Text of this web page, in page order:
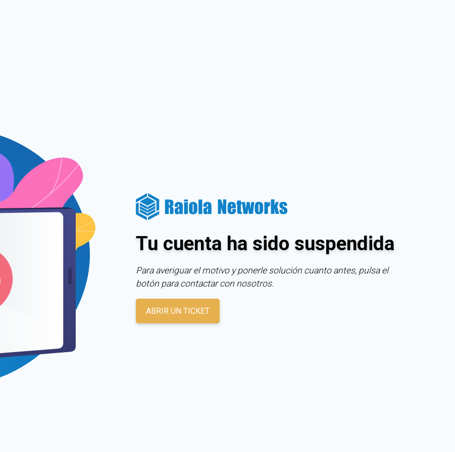
Tu cuenta ha sido suspendida
Para averiguar el motivo y ponerle solución cuanto antes, pulsa el
botón para contactar con nosotros.
ABRIR UN TICKET